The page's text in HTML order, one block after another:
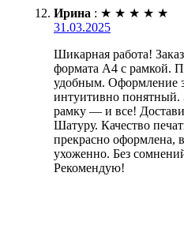
Ирина : ★ ★ ★ ★ ★
31.03.2025
Шикарная работа!
формата А4 с рамкой.
удобным. Оформление
интуитивно понятный.
рамку — и все!
Шатуру. Качество
прекрасно оформлена,
ухоженно. Без
Рекомендую!